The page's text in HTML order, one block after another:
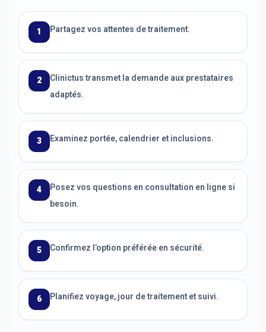
1 Partagez vos attentes de traitement.
2
Clinictus transmet la demande aux prestataires
adaptés.
3 Examinez portée, calendrier et inclusions.
4
Posez vos questions en consultation en ligne si
besoin.
5 Confirmez l’option préférée en sécurité.
6 Planifiez voyage, jour de traitement et suivi.